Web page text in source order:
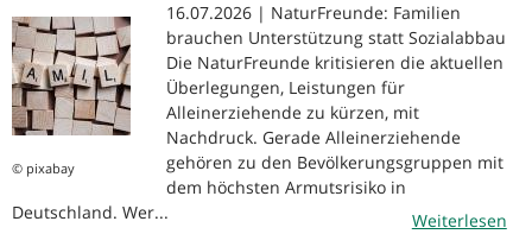
© pixabay
16.07.2026 | NaturFreunde: Familien
brauchen Unterstützung statt Sozialabbau
Die NaturFreunde kritisieren die aktuellen
Überlegungen, Leistungen für
Alleinerziehende zu kürzen, mit
Nachdruck. Gerade Alleinerziehende
gehören zu den Bevölkerungsgruppen mit
dem höchsten Armutsrisiko in
Deutschland. Wer...
Weiterlesen